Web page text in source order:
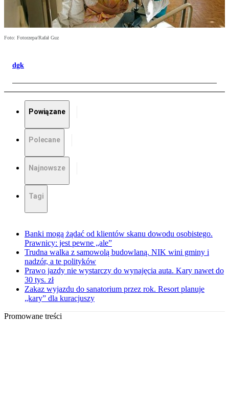
Foto: Fotorzepa/Rafał Guz
dgk
Powiązane
Polecane
Najnowsze
Tagi
Banki mogą żądać od klientów skanu dowodu osobistego.
Prawnicy: jest pewne „ale”
Trudna walka z samowolą budowlaną. NIK wini gminy i
nadzór, a te polityków
Prawo jazdy nie wystarczy do wynajęcia auta. Kary nawet do
30 tys. zł
Zakaz wyjazdu do sanatorium przez rok. Resort planuje
„kary” dla kuracjuszy
Promowane treści